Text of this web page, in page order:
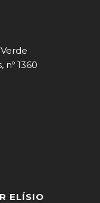
1360
ELÍSIO